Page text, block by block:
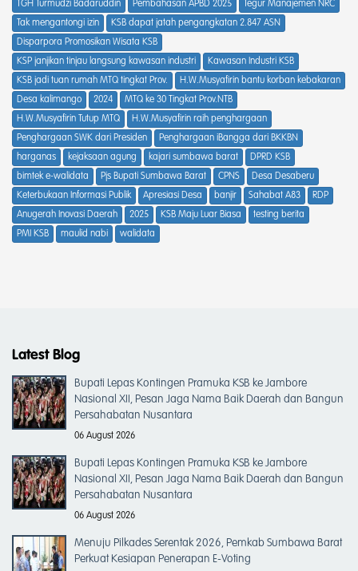
TGH Turmudzi Badaruddin
Pembahasan APBD 2025
Tegur Manajemen NRC
Tak mengantongi izin
KSB dapat jatah pengangkatan 2.847 ASN
Disparpora Promosikan Wisata KSB
KSP janjikan tinjau langsung kawasan industri
Kawasan Industri KSB
KSB jadi tuan rumah MTQ tingkat Prov.
H.W.Musyafirin bantu korban kebakaran
Desa kalimango
2024
MTQ ke 30 Tingkat Prov.NTB
H.W.Musyafirin Tutup MTQ
H.W.Musyafirin raih penghargaan
Penghargaan SWK dari Presiden
Penghargaan iBangga dari BKKBN
harganas
kejaksaan agung kajari sumbawa barat
DPRD KSB
bimtek e-walidata
Pjs Bupati Sumbawa Barat CPNS
Desa Desaberu
Keterbukaan Informasi Publik
Apresiasi Desa banjir Sahabat A83
RDP
Anugerah Inovasi Daerah
2025 KSB Maju Luar Biasa
testing berita
PMI KSB
maulid nabi walidata
Latest Blog
Bupati Lepas Kontingen Pramuka KSB ke Jambore
Nasional XII, Pesan Jaga Nama Baik Daerah dan Bangun
Persahabatan Nusantara
06 August 2026
Bupati Lepas Kontingen Pramuka KSB ke Jambore
Nasional XII, Pesan Jaga Nama Baik Daerah dan Bangun
Persahabatan Nusantara
06 August 2026
Menuju Pilkades Serentak 2026, Pemkab Sumbawa Barat
Perkuat Kesiapan Penerapan E-Voting